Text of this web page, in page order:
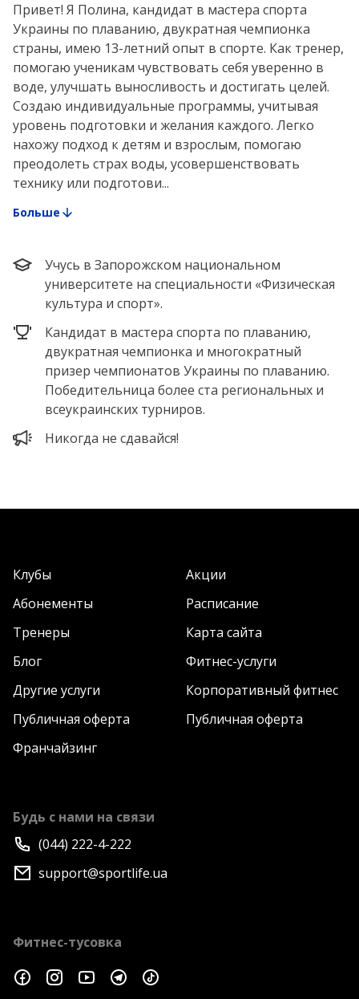
Привет! Я Полина, кандидат в мастера спорта
Украины по плаванию, двукратная чемпионка
страны, имею 13-летний опыт в спорте. Как тренер,
помогаю ученикам чувствовать себя уверенно в
воде, улучшать выносливость и достигать целей.
Создаю индивидуальные программы, учитывая
уровень подготовки и желания каждого. Легко
нахожу подход к детям и взрослым, помогаю
преодолеть страх воды, усовершенствовать
технику или подготови...
Больше
Учусь в Запорожском национальном
университете на специальности «Физическая
культура и спорт».
Кандидат в мастера спорта по плаванию,
двукратная чемпионка и многократный
призер чемпионатов Украины по плаванию.
Победительница более ста региональных и
всеукраинских турниров.
Никогда не сдавайся!
Клубы
Акции
Абонементы
Расписание
Тренеры
Карта сайта
Блог
Фитнес-услуги
Другие услуги
Корпоративный фитнес
Публичная оферта
Публичная оферта
Франчайзинг
Будь с нами на связи
(044) 222-4-222
support@sportlife.ua
Фитнес-тусовка